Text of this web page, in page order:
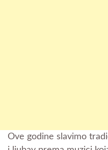
Ove godine slavimo